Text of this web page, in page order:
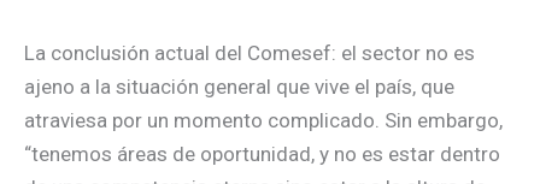
La conclusión actual del Comesef: el sector no es
ajeno a la situación general que vive el país, que
atraviesa por un momento complicado. Sin embargo,
“tenemos áreas de oportunidad, y no es estar dentro